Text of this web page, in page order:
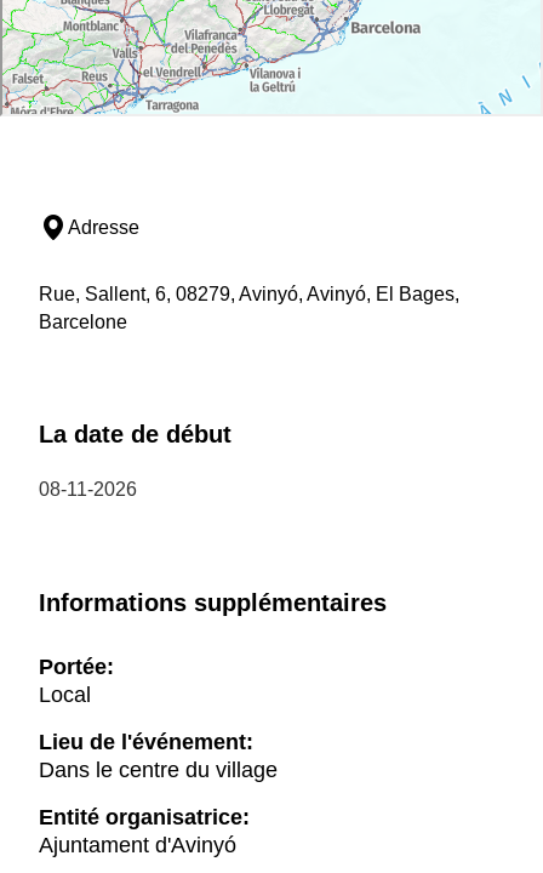
Adresse
Rue, Sallent, 6, 08279, Avinyó, Avinyó, El Bages,
Barcelone
La date de début
08-11-2026
Informations supplémentaires
Portée:
Local
Lieu de l'événement:
Dans le centre du village
Entité organisatrice:
Ajuntament d'Avinyó